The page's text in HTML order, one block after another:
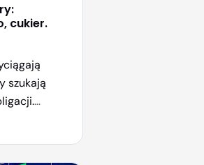
cukier.
szukają